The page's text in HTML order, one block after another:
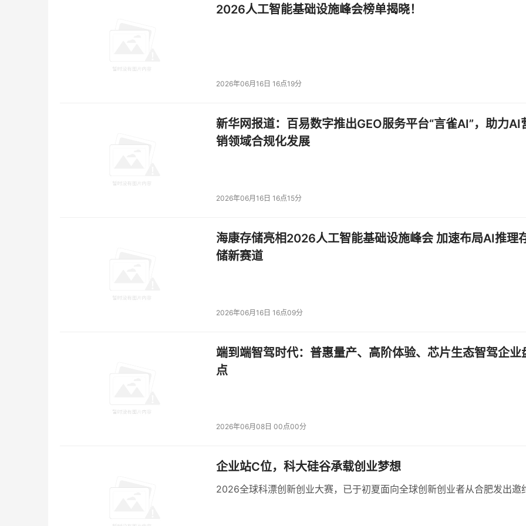
面向万亿，十万亿级大模型与多智能体协作时代，焱融科技将持续深耕AI存储领域，以全
栈解决方案为产业提供高性能、高可靠、低成本的存力支撑，与生态伙伴携手，夯实AI基
本文来源于DOIT传媒，文章内容仅供参考，不构成投资建议。
2026人工智能基础设施峰会榜单揭晓！
2026年06月16日 16点19分
新华网报道：百易数字推出GEO服务平台“言雀AI”，助力AI
销领域合规化发展
2026年06月16日 16点15分
海康存储亮相2026人工智能基础设施峰会 加速布局AI推理
储新赛道
2026年06月16日 16点09分
端到端智驾时代：普惠量产、高阶体验、芯片生态智驾企业
点
2026年06月08日 00点00分
企业站C位，科大硅谷承载创业梦想
2026全球科漂创新创业大赛，已于初夏面向全球创新创业者从合肥发出邀